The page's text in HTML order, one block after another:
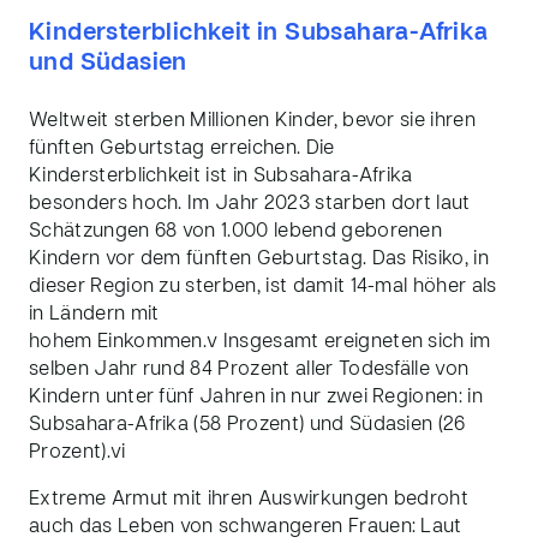
Kindersterblichkeit in Subsahara-Afrika
und Südasien
Weltweit sterben Millionen Kinder, bevor sie ihren
fünften Geburtstag erreichen. Die
Kindersterblichkeit ist in Subsahara-Afrika
besonders hoch. Im Jahr 2023 starben dort laut
Schätzungen 68 von 1.000 lebend geborenen
Kindern vor dem fünften Geburtstag. Das Risiko, in
dieser Region zu sterben, ist damit 14-mal höher als
in Ländern mit
hohem Einkommen.v Insgesamt ereigneten sich im
selben Jahr rund 84 Prozent aller Todesfälle von
Kindern unter fünf Jahren in nur zwei Regionen: in
Subsahara-Afrika (58 Prozent) und Südasien (26
Prozent).vi
Extreme Armut mit ihren Auswirkungen bedroht
auch das Leben von schwangeren Frauen: Laut